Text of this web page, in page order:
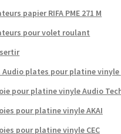
papier RIFA PME 271 M
pour volet roulant
Audio plates pour platine vinyle
pour platine vinyle Audio
pour platine vinyle AKAI
pour platine vinyle CEC